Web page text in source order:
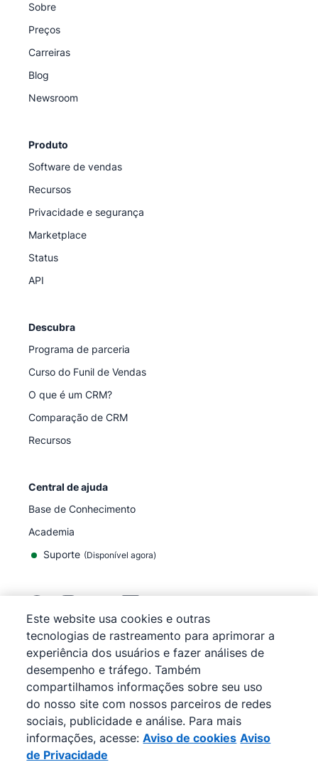
Sobre
Preços
Carreiras
Blog
Newsroom
Produto
Software de vendas
Recursos
Privacidade e segurança
Marketplace
Status
API
Descubra
Programa de parceria
Curso do Funil de Vendas
O que é um CRM?
Comparação de CRM
Recursos
Central de ajuda
Base de Conhecimento
Academia
Suporte (Disponível agora)
©2026Pipedrive
Pipedrive
Termos de Serviço
Pipedrive
Aviso de Privacidade
Mapa do site
Aviso de cookies
Preferências de cookies
O Pipedrive é um CRM de vendas baseado na web.
Este website usa cookies e outras
tecnologias de rastreamento para aprimorar a
experiência dos usuários e fazer análises de
desempenho e tráfego. Também
compartilhamos informações sobre seu uso
do nosso site com nossos parceiros de redes
sociais, publicidade e análise. Para mais
informações, acesse: Aviso de cookies Aviso
de Privacidade